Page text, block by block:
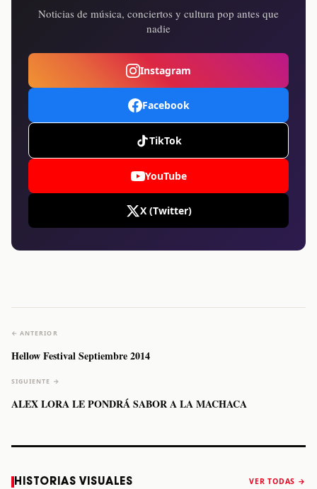
Noticias de música, conciertos y cultura pop antes que
nadie
Instagram
Facebook
TikTok
YouTube
X (Twitter)
← ANTERIOR
Hellow Festival Septiembre 2014
SIGUIENTE →
ALEX LORA LE PONDRÁ SABOR A LA MACHACA
HISTORIAS VISUALES VER TODAS →
a Monterrey el
Staiti, guitarrista
anuncia “Reality